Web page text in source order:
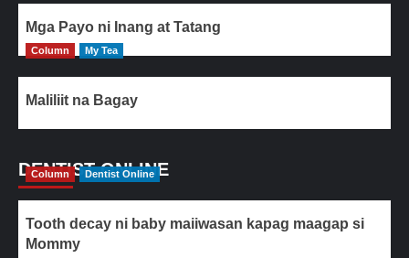
Mga Payo ni Inang at Tatang
Column My Tea
Maliliit na Bagay
DENTIST ONLINE
Column Dentist Online
Tooth decay ni baby maiiwasan kapag maagap si
Mommy